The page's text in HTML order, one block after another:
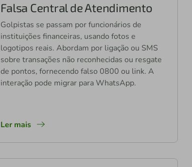
Falsa Central de Atendimento
Golpistas se passam por funcionários de
instituições financeiras, usando fotos e
logotipos reais. Abordam por ligação ou SMS
sobre transações não reconhecidas ou resgate
de pontos, fornecendo falso 0800 ou link. A
interação pode migrar para WhatsApp.
Ler mais